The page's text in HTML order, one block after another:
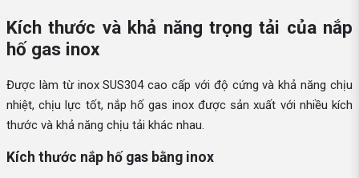
Kích thước và khả năng trọng tải của nắp
hố gas inox
Được làm từ inox SUS304 cao cấp với độ cứng và khả năng chịu
nhiệt, chịu lực tốt, nắp hố gas inox được sản xuất với nhiều kích
thước và khả năng chịu tải khác nhau.
Kích thước nắp hố gas bằng inox